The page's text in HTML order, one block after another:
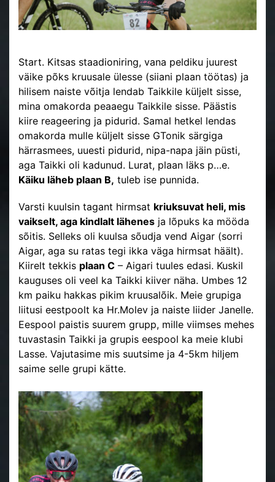
Start. Kitsas staadioniring, vana peldiku juurest
väike põks kruusale ülesse (siiani plaan töötas) ja
hilisem naiste võitja lendab Taikkile küljelt sisse,
mina omakorda peaaegu Taikkile sisse. Päästis
kiire reageering ja pidurid. Samal hetkel lendas
omakorda mulle küljelt sisse GTonik särgiga
härrasmees, uuesti pidurid, nipa-napa jäin püsti,
aga Taikki oli kadunud. Lurat, plaan läks p…e.
Käiku läheb plaan B, tuleb ise punnida.
Varsti kuulsin tagant hirmsat kriuksuvat heli, mis
vaikselt, aga kindlalt lähenes ja lõpuks ka mööda
sõitis. Selleks oli kuulsa sõudja vend Aigar (sorri
Aigar, aga su ratas tegi ikka väga hirmsat häält).
Kiirelt tekkis plaan C – Aigari tuules edasi. Kuskil
kauguses oli veel ka Taikki kiiver näha. Umbes 12
km paiku hakkas pikim kruusalõik. Meie grupiga
liitusi eestpoolt ka Hr.Molev ja naiste liider Janelle.
Eespool paistis suurem grupp, mille viimses mehes
tuvastasin Taikki ja grupis eespool ka meie klubi
Lasse. Vajutasime mis suutsime ja 4-5km hiljem
saime selle grupi kätte.